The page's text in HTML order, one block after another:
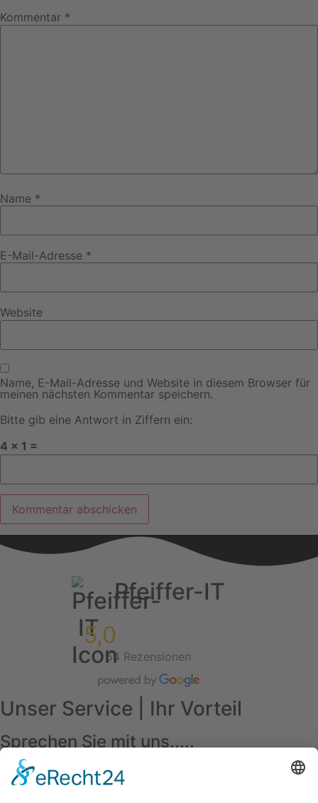
Kommentar *
Name *
E-Mail-Adresse *
Website
Name, E-Mail-Adresse und Website in diesem Browser für
meinen nächsten Kommentar speichern.
Bitte gib eine Antwort in Ziffern ein:
4 × 1 =
Pfeiffer-IT
5,0
54 Rezensionen
Unser Service | Ihr Vorteil
Sprechen Sie mit uns.....
Unverbindlich Kontakt aufnehmen